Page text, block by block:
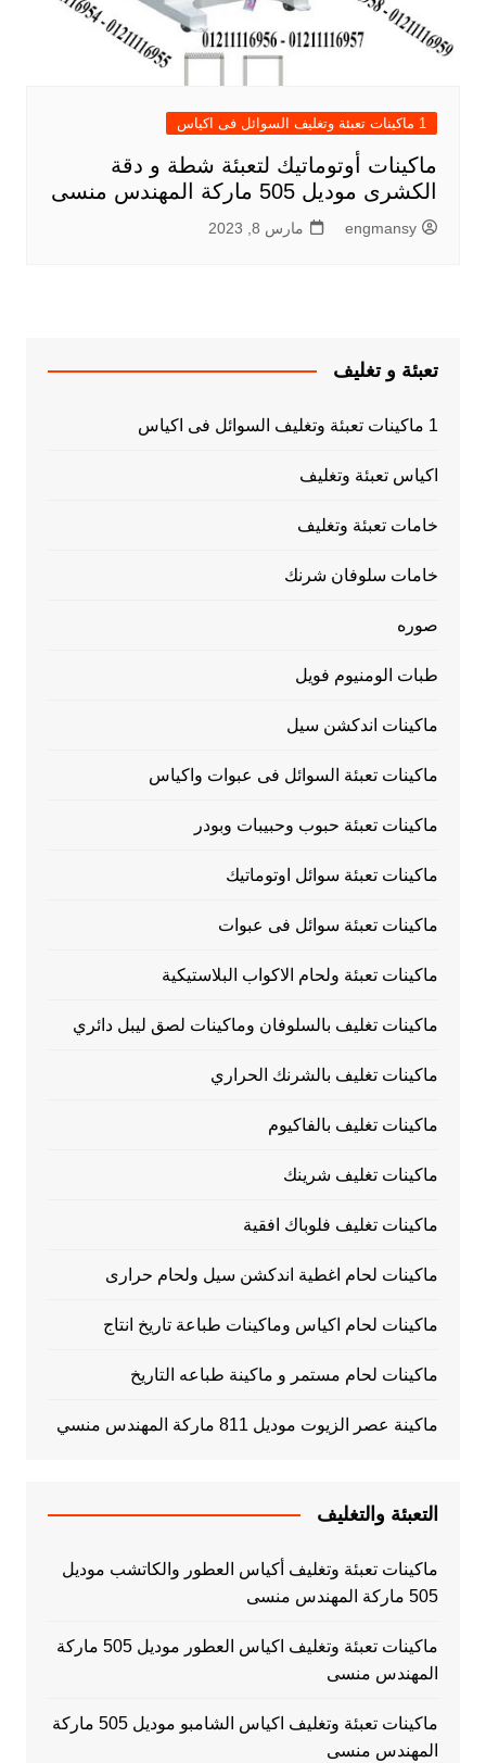
1 ماكينات تعبئة وتغليف السوائل فى اكياس
ماكينات أوتوماتيك لتعبئة شطة و دقة
الكشرى موديل 505 ماركة المهندس منسى
engmansy مارس 8, 2023
تعبئة و تغليف
1 ماكينات تعبئة وتغليف السوائل فى اكياس
اكياس تعبئة وتغليف
خامات تعبئة وتغليف
خامات سلوفان شرنك
صوره
طبات الومنيوم فويل
ماكينات اندكشن سيل
ماكينات تعبئة السوائل فى عبوات واكياس
ماكينات تعبئة حبوب وحبيبات وبودر
ماكينات تعبئة سوائل اوتوماتيك
ماكينات تعبئة سوائل فى عبوات
ماكينات تعبئة ولحام الاكواب البلاستيكية
ماكينات تغليف بالسلوفان وماكينات لصق ليبل دائري
ماكينات تغليف بالشرنك الحراري
ماكينات تغليف بالفاكيوم
ماكينات تغليف شرينك
ماكينات تغليف فلوباك افقية
ماكينات لحام اغطية اندكشن سيل ولحام حرارى
ماكينات لحام اكياس وماكينات طباعة تاريخ انتاج
ماكينات لحام مستمر و ماكينة طباعه التاريخ
ماكينة عصر الزيوت موديل 811 ماركة المهندس منسي
التعبئة والتغليف
ماكينات تعبئة وتغليف أكياس العطور والكاتشب موديل
505 ماركة المهندس منسى
ماكينات تعبئة وتغليف اكياس العطور موديل 505 ماركة
المهندس منسى
ماكينات تعبئة وتغليف اكياس الشامبو موديل 505 ماركة
المهندس منسى